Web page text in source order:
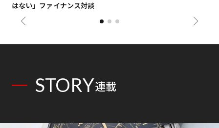
はない」ファイナンス対談
STORY連載